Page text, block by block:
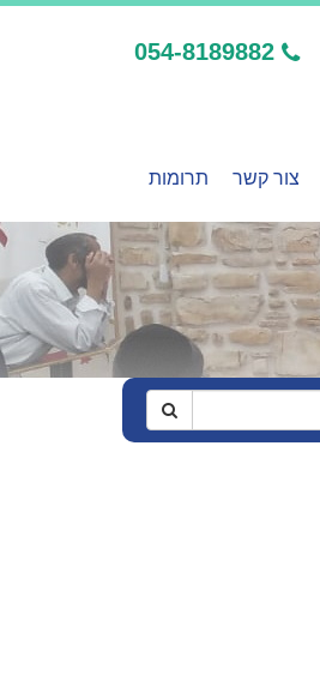
054-8189882
צור קשר תרומות